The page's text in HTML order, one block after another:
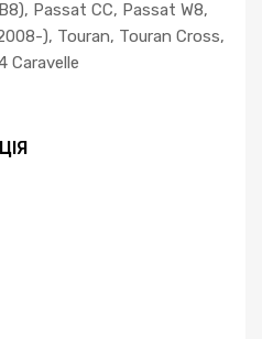
Passat CC, Passat W8,
), Touran, Touran Cross,
Caravelle